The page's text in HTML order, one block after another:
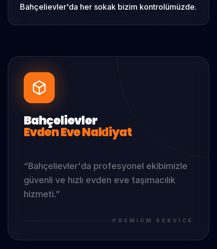
Bahçelievler'da her sokak bizim kontrolümüzde.
Bahçelievler
Evden Eve Nakliyat
“Bahçelievler'da profesyonel ekibimizle
güvenli ve hızlı evden eve taşımacılık
hizmeti.”
PREMIUM SERVICE